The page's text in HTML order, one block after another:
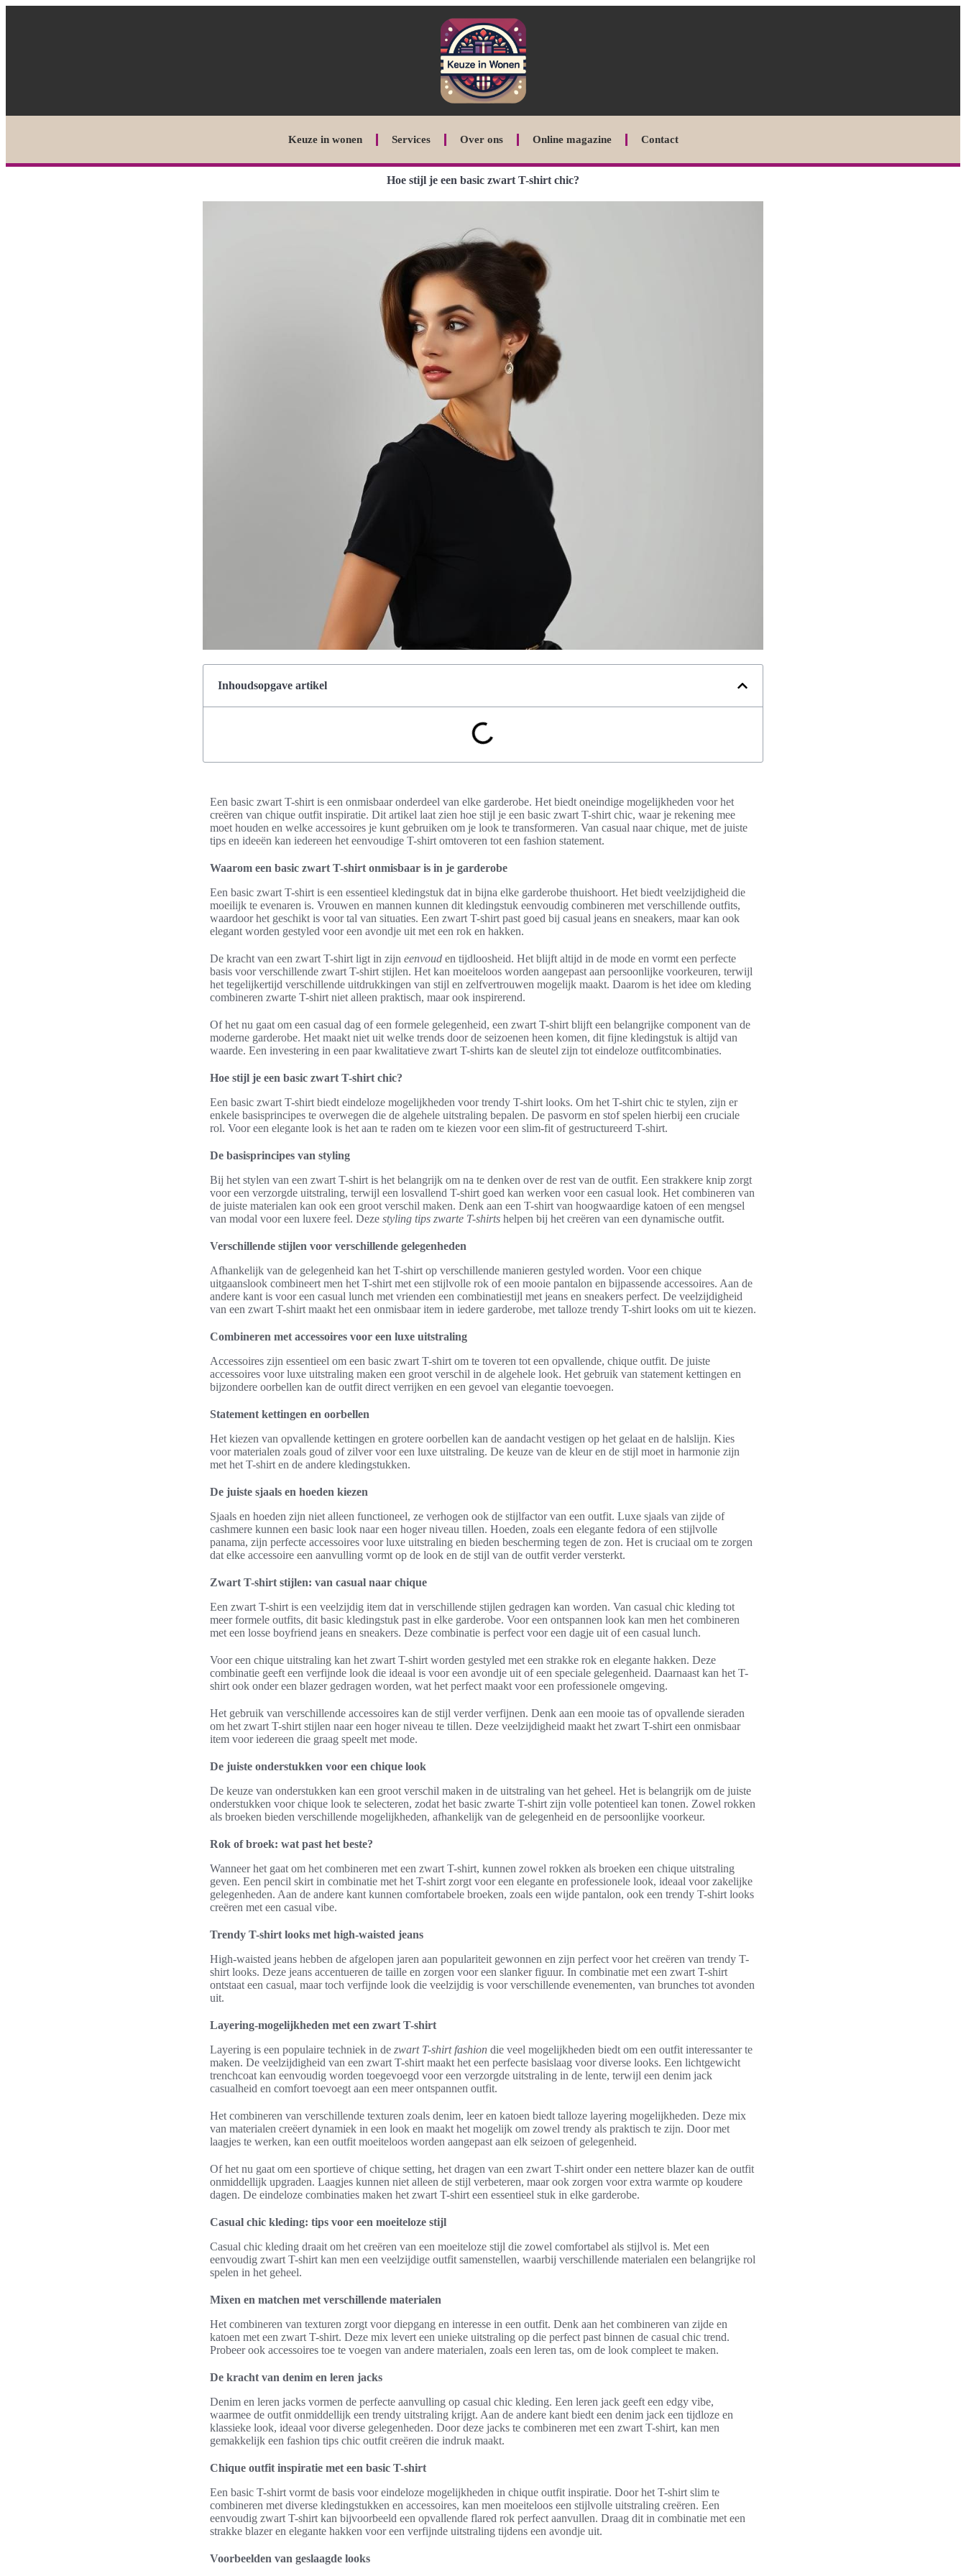
Keuze in wonen Services Over ons Online magazine Contact
Hoe stijl je een basic zwart T-shirt chic?
Inhoudsopgave artikel
Een basic zwart T-shirt is een onmisbaar onderdeel van elke garderobe. Het biedt oneindige mogelijkheden voor het
creëren van chique outfit inspiratie. Dit artikel laat zien hoe stijl je een basic zwart T-shirt chic, waar je rekening mee
moet houden en welke accessoires je kunt gebruiken om je look te transformeren. Van casual naar chique, met de juiste
tips en ideeën kan iedereen het eenvoudige T-shirt omtoveren tot een fashion statement.
Waarom een basic zwart T-shirt onmisbaar is in je garderobe
Een basic zwart T-shirt is een essentieel kledingstuk dat in bijna elke garderobe thuishoort. Het biedt veelzijdigheid die
moeilijk te evenaren is. Vrouwen en mannen kunnen dit kledingstuk eenvoudig combineren met verschillende outfits,
waardoor het geschikt is voor tal van situaties. Een zwart T-shirt past goed bij casual jeans en sneakers, maar kan ook
elegant worden gestyled voor een avondje uit met een rok en hakken.
De kracht van een zwart T-shirt ligt in zijn eenvoud en tijdloosheid. Het blijft altijd in de mode en vormt een perfecte
basis voor verschillende zwart T-shirt stijlen. Het kan moeiteloos worden aangepast aan persoonlijke voorkeuren, terwijl
het tegelijkertijd verschillende uitdrukkingen van stijl en zelfvertrouwen mogelijk maakt. Daarom is het idee om kleding
combineren zwarte T-shirt niet alleen praktisch, maar ook inspirerend.
Of het nu gaat om een casual dag of een formele gelegenheid, een zwart T-shirt blijft een belangrijke component van de
moderne garderobe. Het maakt niet uit welke trends door de seizoenen heen komen, dit fijne kledingstuk is altijd van
waarde. Een investering in een paar kwalitatieve zwart T-shirts kan de sleutel zijn tot eindeloze outfitcombinaties.
Hoe stijl je een basic zwart T-shirt chic?
Een basic zwart T-shirt biedt eindeloze mogelijkheden voor trendy T-shirt looks. Om het T-shirt chic te stylen, zijn er
enkele basisprincipes te overwegen die de algehele uitstraling bepalen. De pasvorm en stof spelen hierbij een cruciale
rol. Voor een elegante look is het aan te raden om te kiezen voor een slim-fit of gestructureerd T-shirt.
De basisprincipes van styling
Bij het stylen van een zwart T-shirt is het belangrijk om na te denken over de rest van de outfit. Een strakkere knip zorgt
voor een verzorgde uitstraling, terwijl een losvallend T-shirt goed kan werken voor een casual look. Het combineren van
de juiste materialen kan ook een groot verschil maken. Denk aan een T-shirt van hoogwaardige katoen of een mengsel
van modal voor een luxere feel. Deze styling tips zwarte T-shirts helpen bij het creëren van een dynamische outfit.
Verschillende stijlen voor verschillende gelegenheden
Afhankelijk van de gelegenheid kan het T-shirt op verschillende manieren gestyled worden. Voor een chique
uitgaanslook combineert men het T-shirt met een stijlvolle rok of een mooie pantalon en bijpassende accessoires. Aan de
andere kant is voor een casual lunch met vrienden een combinatiestijl met jeans en sneakers perfect. De veelzijdigheid
van een zwart T-shirt maakt het een onmisbaar item in iedere garderobe, met talloze trendy T-shirt looks om uit te kiezen.
Combineren met accessoires voor een luxe uitstraling
Accessoires zijn essentieel om een basic zwart T-shirt om te toveren tot een opvallende, chique outfit. De juiste
accessoires voor luxe uitstraling maken een groot verschil in de algehele look. Het gebruik van statement kettingen en
bijzondere oorbellen kan de outfit direct verrijken en een gevoel van elegantie toevoegen.
Statement kettingen en oorbellen
Het kiezen van opvallende kettingen en grotere oorbellen kan de aandacht vestigen op het gelaat en de halslijn. Kies
voor materialen zoals goud of zilver voor een luxe uitstraling. De keuze van de kleur en de stijl moet in harmonie zijn
met het T-shirt en de andere kledingstukken.
De juiste sjaals en hoeden kiezen
Sjaals en hoeden zijn niet alleen functioneel, ze verhogen ook de stijlfactor van een outfit. Luxe sjaals van zijde of
cashmere kunnen een basic look naar een hoger niveau tillen. Hoeden, zoals een elegante fedora of een stijlvolle
panama, zijn perfecte accessoires voor luxe uitstraling en bieden bescherming tegen de zon. Het is cruciaal om te zorgen
dat elke accessoire een aanvulling vormt op de look en de stijl van de outfit verder versterkt.
Zwart T-shirt stijlen: van casual naar chique
Een zwart T-shirt is een veelzijdig item dat in verschillende stijlen gedragen kan worden. Van casual chic kleding tot
meer formele outfits, dit basic kledingstuk past in elke garderobe. Voor een ontspannen look kan men het combineren
met een losse boyfriend jeans en sneakers. Deze combinatie is perfect voor een dagje uit of een casual lunch.
Voor een chique uitstraling kan het zwart T-shirt worden gestyled met een strakke rok en elegante hakken. Deze
combinatie geeft een verfijnde look die ideaal is voor een avondje uit of een speciale gelegenheid. Daarnaast kan het T-
shirt ook onder een blazer gedragen worden, wat het perfect maakt voor een professionele omgeving.
Het gebruik van verschillende accessoires kan de stijl verder verfijnen. Denk aan een mooie tas of opvallende sieraden
om het zwart T-shirt stijlen naar een hoger niveau te tillen. Deze veelzijdigheid maakt het zwart T-shirt een onmisbaar
item voor iedereen die graag speelt met mode.
De juiste onderstukken voor een chique look
De keuze van onderstukken kan een groot verschil maken in de uitstraling van het geheel. Het is belangrijk om de juiste
onderstukken voor chique look te selecteren, zodat het basic zwarte T-shirt zijn volle potentieel kan tonen. Zowel rokken
als broeken bieden verschillende mogelijkheden, afhankelijk van de gelegenheid en de persoonlijke voorkeur.
Rok of broek: wat past het beste?
Wanneer het gaat om het combineren met een zwart T-shirt, kunnen zowel rokken als broeken een chique uitstraling
geven. Een pencil skirt in combinatie met het T-shirt zorgt voor een elegante en professionele look, ideaal voor zakelijke
gelegenheden. Aan de andere kant kunnen comfortabele broeken, zoals een wijde pantalon, ook een trendy T-shirt looks
creëren met een casual vibe.
Trendy T-shirt looks met high-waisted jeans
High-waisted jeans hebben de afgelopen jaren aan populariteit gewonnen en zijn perfect voor het creëren van trendy T-
shirt looks. Deze jeans accentueren de taille en zorgen voor een slanker figuur. In combinatie met een zwart T-shirt
ontstaat een casual, maar toch verfijnde look die veelzijdig is voor verschillende evenementen, van brunches tot avonden
uit.
Layering-mogelijkheden met een zwart T-shirt
Layering is een populaire techniek in de zwart T-shirt fashion die veel mogelijkheden biedt om een outfit interessanter te
maken. De veelzijdigheid van een zwart T-shirt maakt het een perfecte basislaag voor diverse looks. Een lichtgewicht
trenchcoat kan eenvoudig worden toegevoegd voor een verzorgde uitstraling in de lente, terwijl een denim jack
casualheid en comfort toevoegt aan een meer ontspannen outfit.
Het combineren van verschillende texturen zoals denim, leer en katoen biedt talloze layering mogelijkheden. Deze mix
van materialen creëert dynamiek in een look en maakt het mogelijk om zowel trendy als praktisch te zijn. Door met
laagjes te werken, kan een outfit moeiteloos worden aangepast aan elk seizoen of gelegenheid.
Of het nu gaat om een sportieve of chique setting, het dragen van een zwart T-shirt onder een nettere blazer kan de outfit
onmiddellijk upgraden. Laagjes kunnen niet alleen de stijl verbeteren, maar ook zorgen voor extra warmte op koudere
dagen. De eindeloze combinaties maken het zwart T-shirt een essentieel stuk in elke garderobe.
Casual chic kleding: tips voor een moeiteloze stijl
Casual chic kleding draait om het creëren van een moeiteloze stijl die zowel comfortabel als stijlvol is. Met een
eenvoudig zwart T-shirt kan men een veelzijdige outfit samenstellen, waarbij verschillende materialen een belangrijke rol
spelen in het geheel.
Mixen en matchen met verschillende materialen
Het combineren van texturen zorgt voor diepgang en interesse in een outfit. Denk aan het combineren van zijde en
katoen met een zwart T-shirt. Deze mix levert een unieke uitstraling op die perfect past binnen de casual chic trend.
Probeer ook accessoires toe te voegen van andere materialen, zoals een leren tas, om de look compleet te maken.
De kracht van denim en leren jacks
Denim en leren jacks vormen de perfecte aanvulling op casual chic kleding. Een leren jack geeft een edgy vibe,
waarmee de outfit onmiddellijk een trendy uitstraling krijgt. Aan de andere kant biedt een denim jack een tijdloze en
klassieke look, ideaal voor diverse gelegenheden. Door deze jacks te combineren met een zwart T-shirt, kan men
gemakkelijk een fashion tips chic outfit creëren die indruk maakt.
Chique outfit inspiratie met een basic T-shirt
Een basic T-shirt vormt de basis voor eindeloze mogelijkheden in chique outfit inspiratie. Door het T-shirt slim te
combineren met diverse kledingstukken en accessoires, kan men moeiteloos een stijlvolle uitstraling creëren. Een
eenvoudig zwart T-shirt kan bijvoorbeeld een opvallende flared rok perfect aanvullen. Draag dit in combinatie met een
strakke blazer en elegante hakken voor een verfijnde uitstraling tijdens een avondje uit.
Voorbeelden van geslaagde looks